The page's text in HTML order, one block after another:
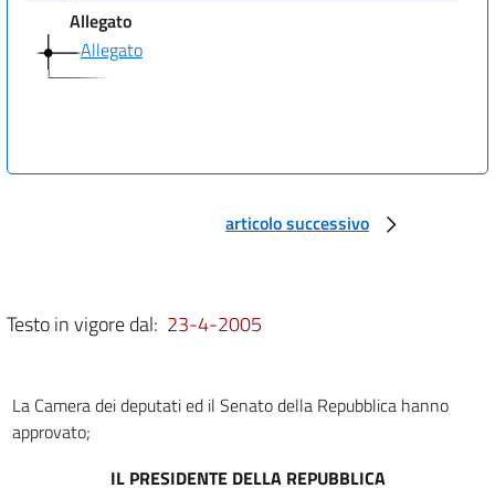
Allegato
Allegato
articolo successivo
Testo in vigore dal: 23-4-2005
La Camera dei deputati ed il Senato della Repubblica hanno
approvato;
IL PRESIDENTE DELLA REPUBBLICA